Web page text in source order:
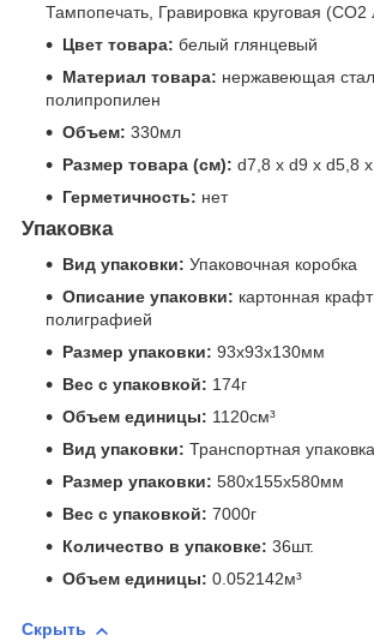
Тампопечать, Гравировка круговая (CO2
Цвет товара: белый глянцевый
Материал товара: нержавеющая
полипропилен
Объем: 330мл
Размер товара (см): d7,8 х d9 х d5,8
Герметичность: нет
Упаковка
Вид упаковки: Упаковочная коробка
Описание упаковки: картонная
полиграфией
Размер упаковки: 93x93x130мм
Вес с упаковкой: 174г
Объем единицы: 1120см³
Вид упаковки: Транспортная упаковка
Размер упаковки: 580x155x580мм
Вес с упаковкой: 7000г
Количество в упаковке: 36шт.
Объем единицы: 0.052142м³
Скрыть